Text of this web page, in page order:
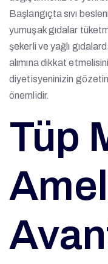
Başlangıçta sıvı
yumuşak gıdalar
şekerli ve yağlı
alımına dikkat
diyetisyeninizin
önemlidir.
Tüp